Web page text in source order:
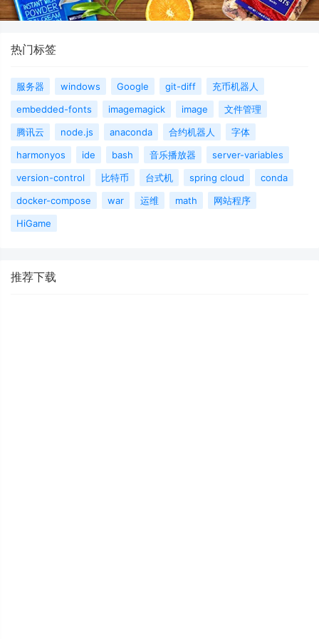
热门标签
服务器 windows Google git-diff
充币机器人
embedded-fonts
imagemagick image
文件管理
腾讯云
node.js anaconda 合约机器人
字体
harmonyos
ide bash 音乐播放器
server-variables
version-control
比特币 台式机 spring cloud
conda
docker-compose
war 运维 math
网站程序
HiGame
推荐下载